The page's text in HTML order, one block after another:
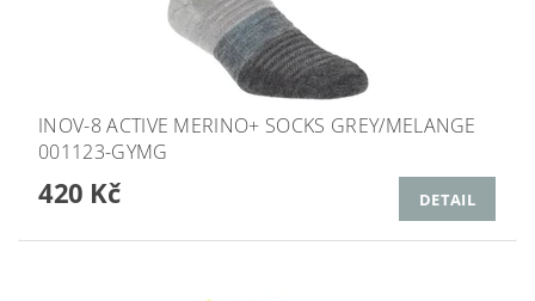
INOV-8 ACTIVE MERINO+ SOCKS GREY/MELANGE
001123-GYMG
420 Kč DETAIL